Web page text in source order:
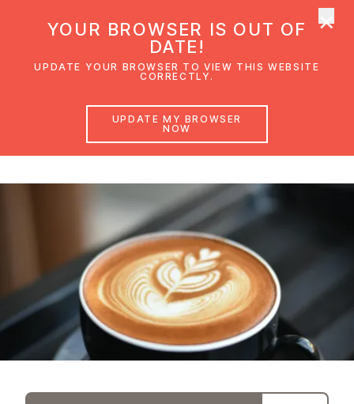
Begegnungsstube
YOUR BROWSER IS OUT OF
DATE!
UPDATE YOUR BROWSER TO VIEW THIS WEBSITE
CORRECTLY.
UPDATE MY BROWSER
NOW
×